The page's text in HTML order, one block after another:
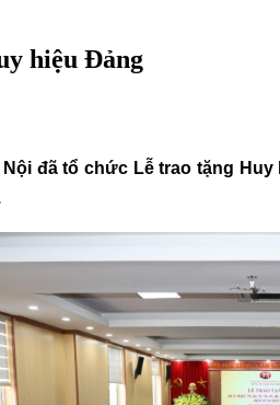
hiệu Đảng
đã tổ chức Lễ trao tặng